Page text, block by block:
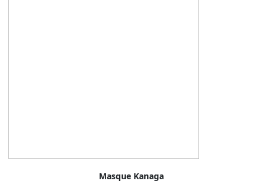
Masque Kanaga